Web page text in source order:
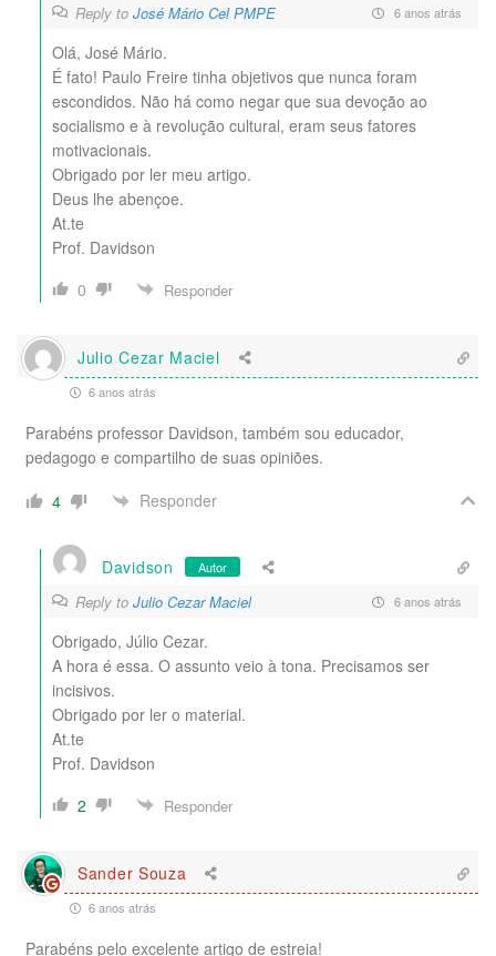
Reply to José Mário Cel PMPE 6 anos atrás
Olá, José Mário.
É fato! Paulo Freire tinha objetivos que nunca foram
escondidos. Não há como negar que sua devoção ao
socialismo e à revolução cultural, eram seus fatores
motivacionais.
Obrigado por ler meu artigo.
Deus lhe abençoe.
At.te
Prof. Davidson
0
Responder
Julio Cezar Maciel
6 anos atrás
Parabéns professor Davidson, também sou educador,
pedagogo e compartilho de suas opiniões.
4
Responder
Davidson Autor
Reply to Julio Cezar Maciel 6 anos atrás
Obrigado, Júlio Cezar.
A hora é essa. O assunto veio à tona. Precisamos ser
incisivos.
Obrigado por ler o material.
At.te
Prof. Davidson
2
Responder
Sander Souza
6 anos atrás
Parabéns pelo excelente artigo de estreia!